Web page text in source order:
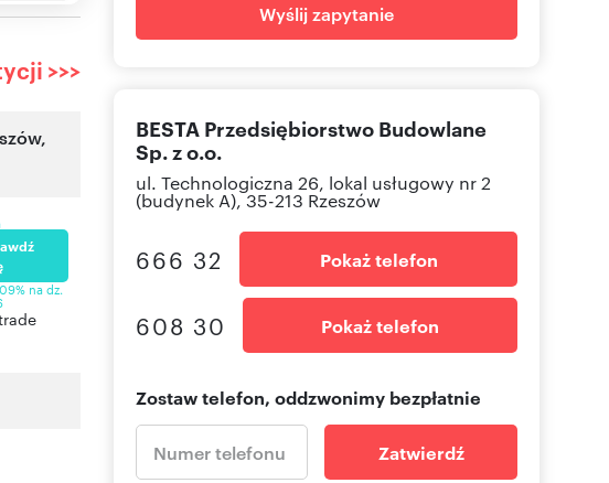
>>>
,
na dz.
Wyślij zapytanie
BESTA Przedsiębiorstwo Budowlane
Sp. z o.o.
ul. Technologiczna 26, lokal usługowy nr 2
(budynek A), 35-213 Rzeszów
666 32 Pokaż telefon
608 30 Pokaż telefon
Zostaw telefon, oddzwonimy bezpłatnie
Zatwierdź